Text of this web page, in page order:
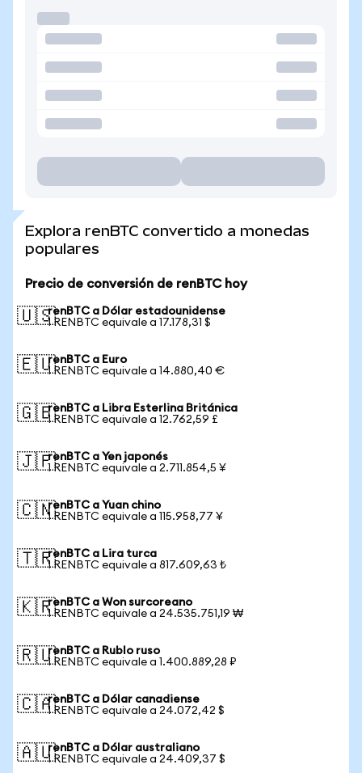
Explora renBTC convertido a monedas
populares
Precio de conversión de renBTC hoy
🇺🇸renBTC a Dólar estadounidense
1 RENBTC equivale a 17.178,31 $
🇪🇺renBTC a Euro
1 RENBTC equivale a 14.880,40 €
🇬🇧renBTC a Libra Esterlina Británica
1 RENBTC equivale a 12.762,59 £
🇯🇵renBTC a Yen japonés
1 RENBTC equivale a 2.711.854,5 ¥
🇨🇳renBTC a Yuan chino
1 RENBTC equivale a 115.958,77 ¥
🇹🇷renBTC a Lira turca
1 RENBTC equivale a 817.609,63 ₺
🇰🇷renBTC a Won surcoreano
1 RENBTC equivale a 24.535.751,19 ₩
🇷🇺renBTC a Rublo ruso
1 RENBTC equivale a 1.400.889,28 ₽
🇨🇦renBTC a Dólar canadiense
1 RENBTC equivale a 24.072,42 $
🇦🇺renBTC a Dólar australiano
1 RENBTC equivale a 24.409,37 $